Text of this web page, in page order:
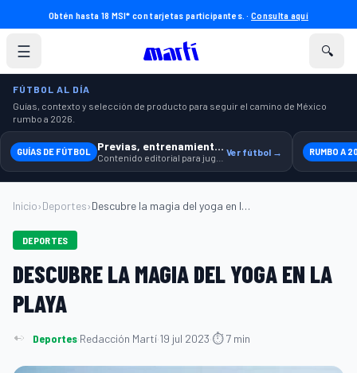
Obtén hasta 18 MSI* con tarjetas participantes. ·Consulta aquí
☰ 🔍
FÚTBOL AL DÍA
Guías, contexto y selección de producto para seguir el camino de México
rumbo a 2026.
GUÍAS DE FÚTBOL Previas, entrenamiento y producto Ver fútbol → RUMBO A
Inicio›Deportes› Descubre la magia del yoga en la playa...
DEPORTES
DESCUBRE LA MAGIA DEL YOGA EN LA
PLAYA
Deportes·Redacción Martí·19 jul 2023·⏱ 7 min